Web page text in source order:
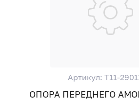
Артикул: T11-
ОПОРА ПЕРЕДНЕГО